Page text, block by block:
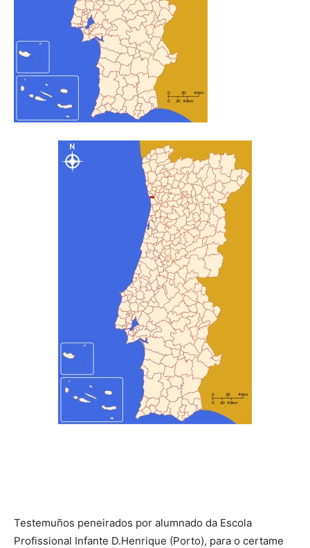
Testemuños peneirados por alumnado da Escola
Profissional Infante D.Henrique (Porto), para o certame